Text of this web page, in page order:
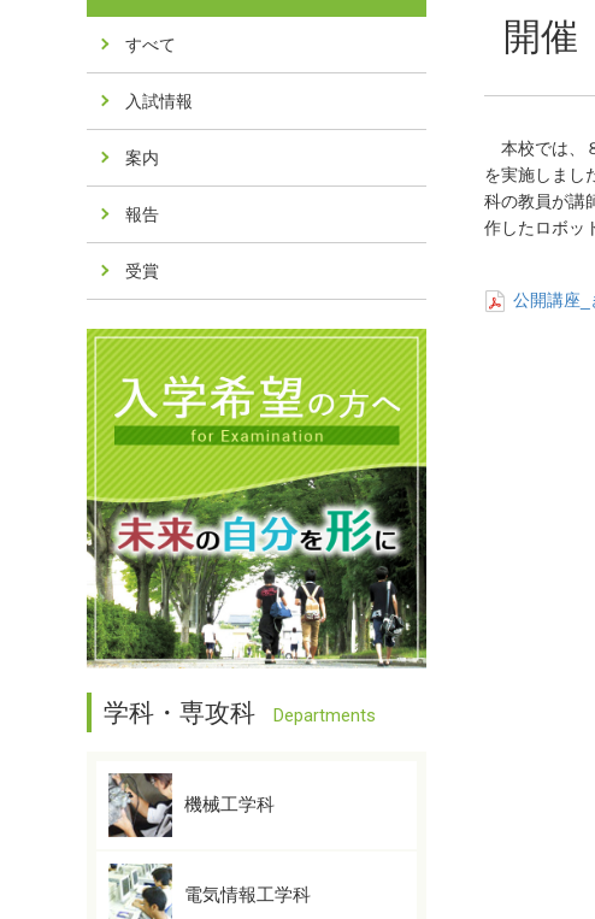
開催
本校では、
を実施しまし
科の教員が講
作したロボッ
公開講座_
すべて
入試情報
案内
報告
受賞
学科・専攻科 Departments
機械工学科
電気情報工学科